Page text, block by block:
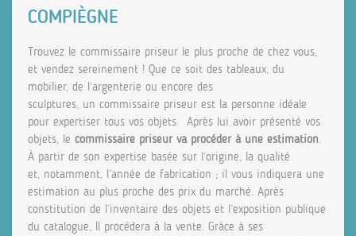
COMPIÈGNE
Trouvez le commissaire priseur le plus proche de chez vous,
et vendez sereinement ! Que ce soit des tableaux, du
mobilier, de l’argenterie ou encore des
sculptures, un commissaire priseur est la personne idéale
pour expertiser tous vos objets. Après lui avoir présenté vos
objets, le commissaire priseur va procéder à une estimation.
À partir de son expertise basée sur l’origine, la qualité
et, notamment, l’année de fabrication ; il vous indiquera une
estimation au plus proche des prix du marché. Après
constitution de l’inventaire des objets et l’exposition publique
du catalogue, Il procédera à la vente. Grâce à ses